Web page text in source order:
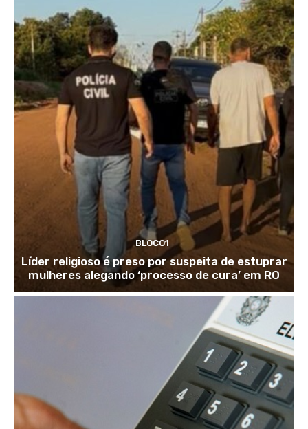
BLOCO1
Líder religioso é preso por suspeita de estuprar
mulheres alegando ‘processo de cura’ em RO